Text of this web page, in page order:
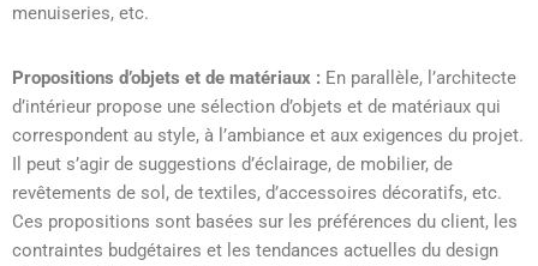
menuiseries, etc.
Propositions d’objets et de matériaux : En parallèle, l’architecte
d’intérieur propose une sélection d’objets et de matériaux qui
correspondent au style, à l’ambiance et aux exigences du projet.
Il peut s’agir de suggestions d’éclairage, de mobilier, de
revêtements de sol, de textiles, d’accessoires décoratifs, etc.
Ces propositions sont basées sur les préférences du client, les
contraintes budgétaires et les tendances actuelles du design